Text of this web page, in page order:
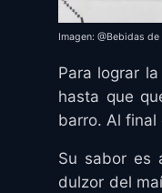
Imagen: @Bebidas
Para lograr
hasta que
barro. Al final
Su sabor es
dulzor del